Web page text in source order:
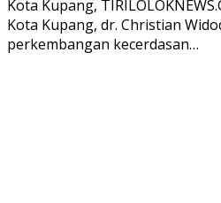
Kota Kupang,
Kota Kupang, dr. Christian
perkembangan kecerdasan…